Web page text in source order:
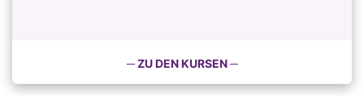
─ ZU DEN KURSEN ─